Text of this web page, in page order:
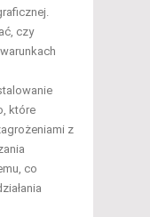
czy
które
z
co